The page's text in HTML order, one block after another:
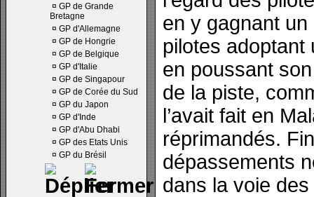
¤ GP de Grande
Bretagne
¤ GP d'Allemagne
¤ GP de Hongrie
¤ GP de Belgique
¤ GP d'Italie
¤ GP de Singapour
¤ GP de Corée du Sud
¤ GP du Japon
¤ GP d'Inde
¤ GP d'Abu Dhabi
¤ GP des Etats Unis
¤ GP du Brésil
en y gagnant
pilotes adoptant
en poussant
de la piste,
l’avait fait en
réprimandés.
dépassements
dans la voie des